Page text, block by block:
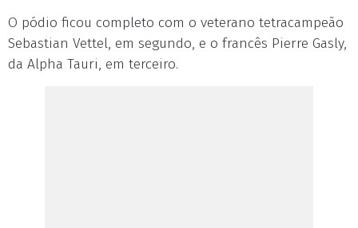
O pódio ficou completo com o veterano tetracampeão
Sebastian Vettel, em segundo, e o francês Pierre Gasly,
da Alpha Tauri, em terceiro.